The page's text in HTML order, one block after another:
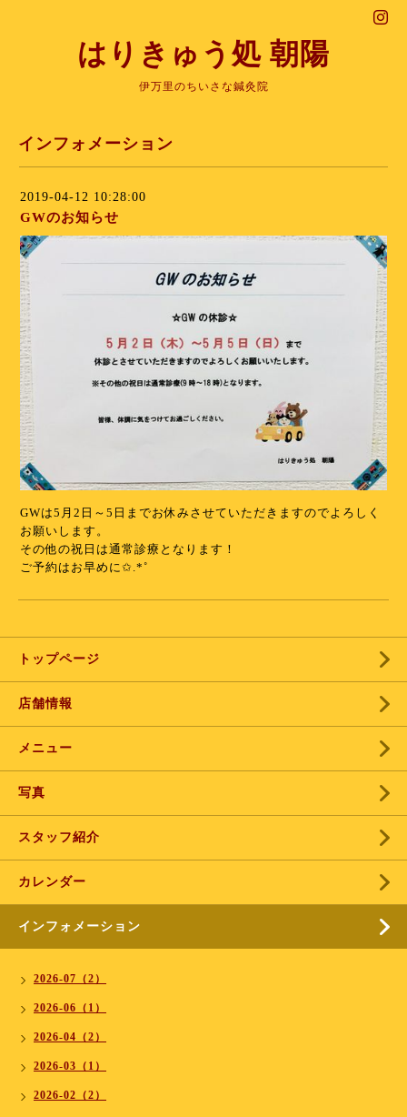
はりきゅう処 朝陽
伊万里のちいさな鍼灸院
インフォメーション
2019-04-12 10:28:00
GWのお知らせ
GWは5月2日～5日までお休みさせていただきますのでよろしく
お願いします。
その他の祝日は通常診療となります！
ご予約はお早めに✩.*˚
トップページ
店舗情報
メニュー
写真
スタッフ紹介
カレンダー
インフォメーション
2026-07（2）
2026-06（1）
2026-04（2）
2026-03（1）
2026-02（2）